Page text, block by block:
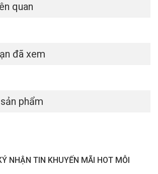
quan
đã xem
phẩm
NHẬN TIN KHUYẾN MÃI HOT MỖI